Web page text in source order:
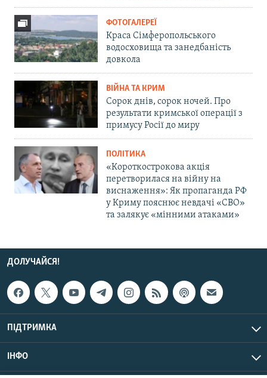
ФОТОГАЛЕРЕЇ
Краса Сімферопольського
водосховища та занедбаність
довкола
ВІЙНА ТА КРИМ
Сорок днів, сорок ночей. Про
результати кримської операції з
примусу Росії до миру
ПОЛІТИКА
«Короткострокова акція
перетворилася на війну на
виснаження»: Як пропаганда РФ
у Криму пояснює невдачі «СВО»
та залякує «мінними атаками»
ДОЛУЧАЙСЯ!
ПІДТРИМКА
ІНФО